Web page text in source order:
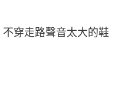
穿走路聲音太大的鞋